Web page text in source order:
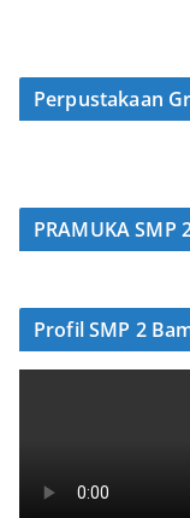
Perpustakaan
PRAMUKA SMP
Profil SMP 2